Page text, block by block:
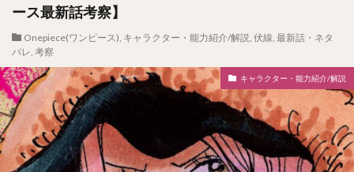
ース最新話考察】
Onepiece(ワンピース), キャラクター・能力紹介/解説, 伏線, 最新話・ネタ
バレ, 考察
キャラクター・能力紹介/解説